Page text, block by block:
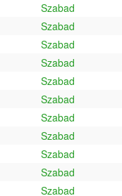
Szabad
Szabad
Szabad
Szabad
Szabad
Szabad
Szabad
Szabad
Szabad
Szabad
Szabad